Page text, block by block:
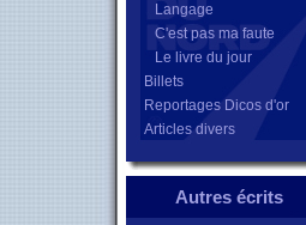
Langage
C'est pas ma faute
Le livre du jour
Billets
Reportages Dicos d'or
Articles divers
Autres écrits